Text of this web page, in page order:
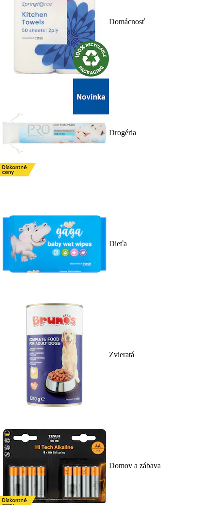
Domácnosť
Drogéria
Dieťa
Zvieratá
Domov a zábava